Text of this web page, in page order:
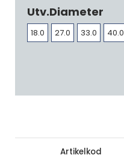
Utv.diameter
18.0 27.0 33.0 40.0
Artikelkod